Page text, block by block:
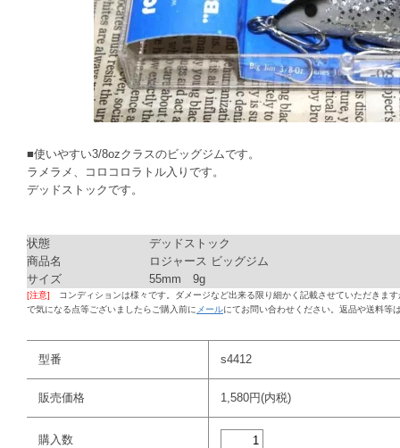
■使いやすい3/8ozクラスのビッグジムです。
ラメラメ、コロコロラトル入りです。
デッドストックです。
状態
デッドストック
商品名
ロジャース ビッグジム
サイズ
55mm 9g
[注意] コンディションは様々です。ダメージなど出来る限り細かく記載させていただきま
で気になる点等ございましたらご購入前にメールにてお問い合わせください。返品や送料等
型番 s4412
販売価格 1,580円(内税)
購入数